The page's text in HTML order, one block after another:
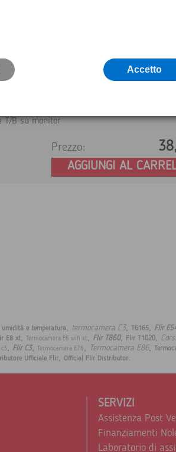
utilizzato per trasferire le
T/B su monitor
Prezzo:
AGGIUNGI AL
umidità e temperatura, termocamera C3, TG165, Flir
E8 xt, Termocamera E6 wifi xt, Flir T860, Flir T1020, Corsi
, Flir C3, Termocamera E76, Termocamera E86,
Ufficiale Flir, Official Flir Distributor.
SERVIZI
Assistenza Post
Finanziamenti
Laboratorio di
Accetto